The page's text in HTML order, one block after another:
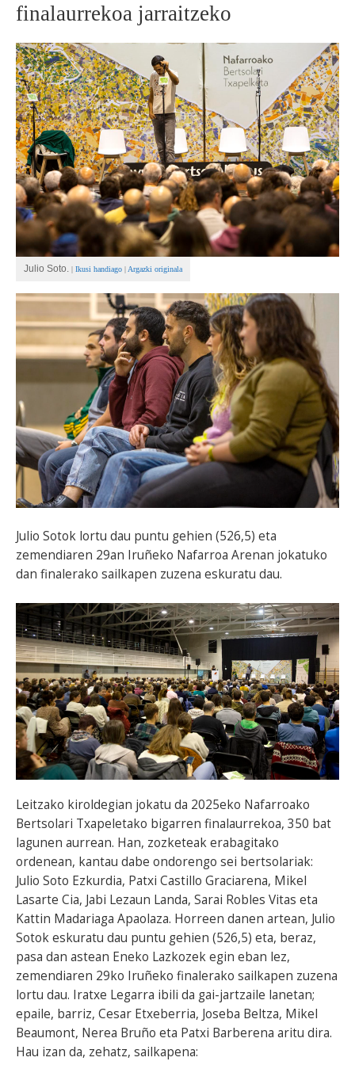
ARGAZKIAK
... AUKERA GEHIAGO
finalaurrekoa jarraitzeko
Julio Soto. | Ikusi handiago | Argazki originala
Julio Sotok lortu dau puntu gehien (526,5) eta
zemendiaren 29an Iruñeko Nafarroa Arenan jokatuko
dan finalerako sailkapen zuzena eskuratu dau.
Leitzako kiroldegian jokatu da 2025eko Nafarroako
Bertsolari Txapeletako bigarren finalaurrekoa, 350 bat
lagunen aurrean. Han, zozketeak erabagitako
ordenean, kantau dabe ondorengo sei bertsolariak:
Julio Soto Ezkurdia, Patxi Castillo Graciarena, Mikel
Lasarte Cia, Jabi Lezaun Landa, Sarai Robles Vitas eta
Kattin Madariaga Apaolaza. Horreen danen artean, Julio
Sotok eskuratu dau puntu gehien (526,5) eta, beraz,
pasa dan astean Eneko Lazkozek egin eban lez,
zemendiaren 29ko Iruñeko finalerako sailkapen zuzena
lortu dau. Iratxe Legarra ibili da gai-jartzaile lanetan;
epaile, barriz, Cesar Etxeberria, Joseba Beltza, Mikel
Beaumont, Nerea Bruño eta Patxi Barberena aritu dira.
Hau izan da, zehatz, sailkapena: